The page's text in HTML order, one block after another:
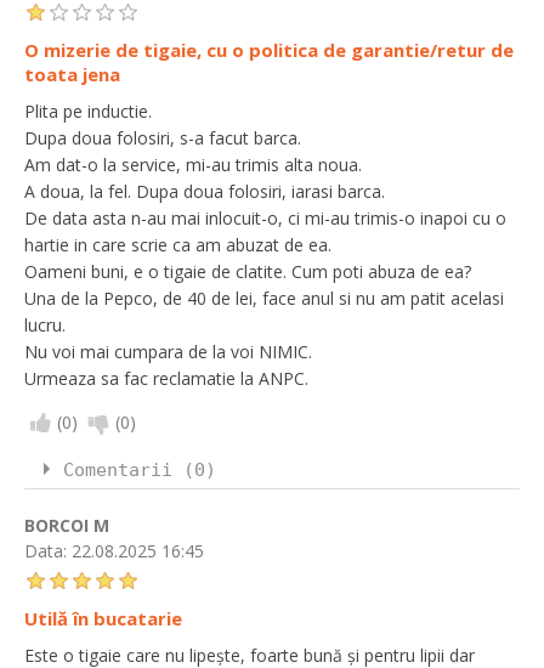
O mizerie de tigaie, cu o politica de garantie/retur de
toata jena
Plita pe inductie.
Dupa doua folosiri, s-a facut barca.
Am dat-o la service, mi-au trimis alta noua.
A doua, la fel. Dupa doua folosiri, iarasi barca.
De data asta n-au mai inlocuit-o, ci mi-au trimis-o inapoi cu o
hartie in care scrie ca am abuzat de ea.
Oameni buni, e o tigaie de clatite. Cum poti abuza de ea?
Una de la Pepco, de 40 de lei, face anul si nu am patit acelasi
lucru.
Nu voi mai cumpara de la voi NIMIC.
Urmeaza sa fac reclamatie la ANPC.
(0) (0)
Comentarii (0)
BORCOI M
Data: 22.08.2025 16:45
Utilă în bucatarie
Este o tigaie care nu lipește, foarte bună și pentru lipii dar